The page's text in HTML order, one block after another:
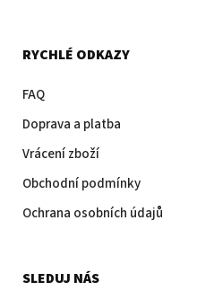
RYCHLÉ ODKAZY
FAQ
Doprava a platba
Vrácení zboží
Obchodní podmínky
Ochrana osobních údajů
SLEDUJ NÁS